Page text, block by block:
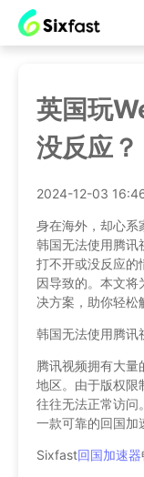
英国玩
没反应？
2024-12-03
身在海外，却心系
韩国无法使用腾讯
打不开或没反应的
因导致的。本文将
决方案，助你轻松
韩国无法使用腾讯
腾讯视频拥有大量
地区。由于版权限
往往无法正常访问
一款可靠的回国加
Sixfast回国加速器